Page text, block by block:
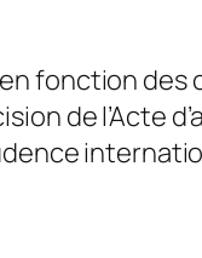
fonction des
de l’Acte